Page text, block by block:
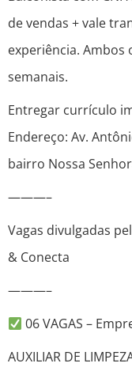
de vendas + vale
experiência. Ambos
semanais.
Entregar currículo
Endereço: Av.
bairro Nossa
———–
Vagas divulgadas
& Conecta
———–
06 VAGAS –
AUXILIAR DE